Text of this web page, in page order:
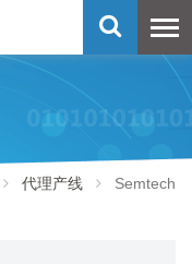
代理产线 Semtech